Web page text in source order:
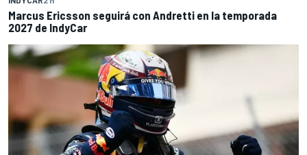
Marcus Ericsson seguirá con Andretti en la temporada
2027 de IndyCar